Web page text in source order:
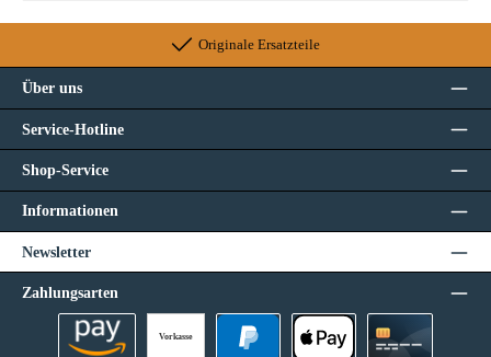
Originale Ersatzteile
Über uns
Service-Hotline
Shop-Service
Informationen
Newsletter
Zahlungsarten
Vorkasse